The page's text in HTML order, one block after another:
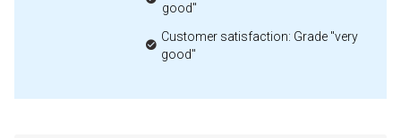
good"
Customer satisfaction: Grade "very
good"